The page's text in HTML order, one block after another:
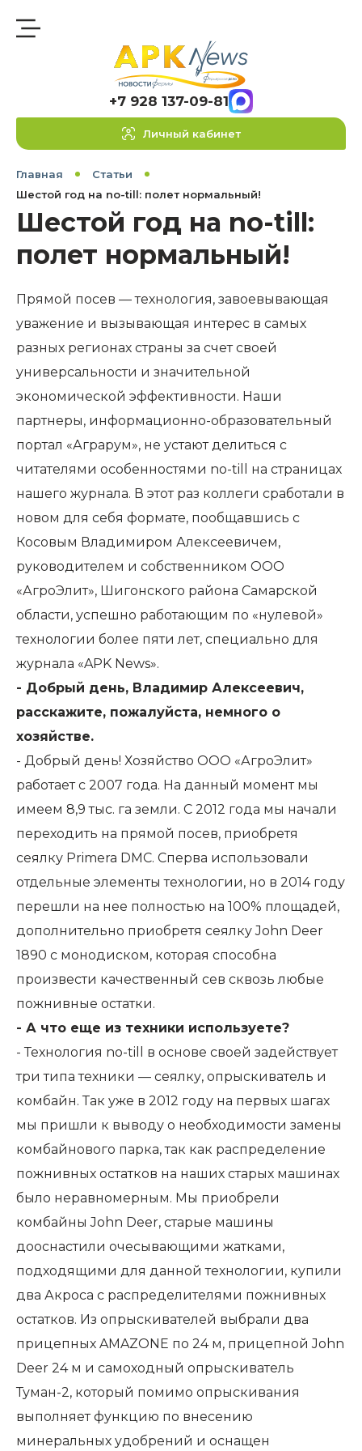
+7 928 137-09-81
Личный кабинет
Главная
Статьи
Шестой год на no-till: полет нормальный!
Шестой год на no-till:
полет нормальный!
Прямой посев — технология, завоевывающая
уважение и вызывающая интерес в самых
разных регионах страны за счет своей
универсальности и значительной
экономической эффективности. Наши
партнеры, информационно-образовательный
портал «Аграрум», не устают делиться с
читателями особенностями no-till на страницах
нашего журнала. В этот раз коллеги сработали в
новом для себя формате, пообщавшись с
Косовым Владимиром Алексеевичем,
руководителем и собственником ООО
«АгроЭлит», Шигонского района Самарской
области, успешно работающим по «нулевой»
технологии более пяти лет, специально для
журнала «APK News».
- Добрый день, Владимир Алексеевич,
расскажите, пожалуйста, немного о
хозяйстве.
- Добрый день! Хозяйство ООО «АгроЭлит»
работает с 2007 года. На данный момент мы
имеем 8,9 тыс. га земли. С 2012 года мы начали
переходить на прямой посев, приобретя
сеялку Primera DMC. Сперва использовали
отдельные элементы технологии, но в 2014 году
перешли на нее полностью на 100% площадей,
дополнительно приобретя сеялку John Deer
1890 с монодиском, которая способна
произвести качественный сев сквозь любые
пожнивные остатки.
- А что еще из техники используете?
- Технология no-till в основе своей задействует
три типа техники — сеялку, опрыскиватель и
комбайн. Так уже в 2012 году на первых шагах
мы пришли к выводу о необходимости замены
комбайнового парка, так как распределение
пожнивных остатков на наших старых машинах
было неравномерным. Мы приобрели
комбайны John Deer, старые машины
дооснастили очесывающими жатками,
подходящими для данной технологии, купили
два Акроса с распределителями пожнивных
остатков. Из опрыскивателей выбрали два
прицепных AMAZONE по 24 м, прицепной John
Deer 24 м и самоходный опрыскиватель
Туман-2, который помимо опрыскивания
выполняет функцию по внесению
минеральных удобрений и оснащен